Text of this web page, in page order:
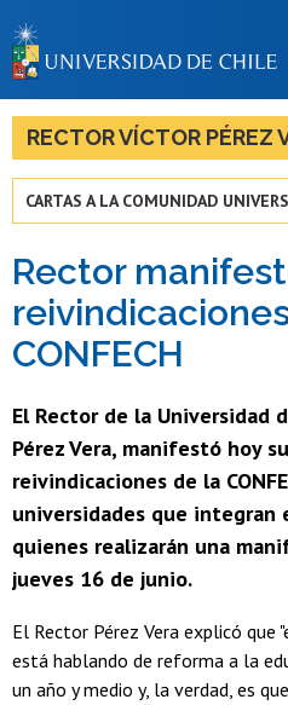
LA
RECTOR VÍCTOR PÉREZ
CARTAS A LA COMUNIDAD
Rector
CONFECH
El Rector de la Universidad
Pérez Vera, manifestó hoy
reivindicaciones de la
universidades que integran
quienes realizarán una
jueves 16 de junio.
El Rector Pérez Vera explicó que
está hablando de reforma a la
un año y medio y, la verdad, es